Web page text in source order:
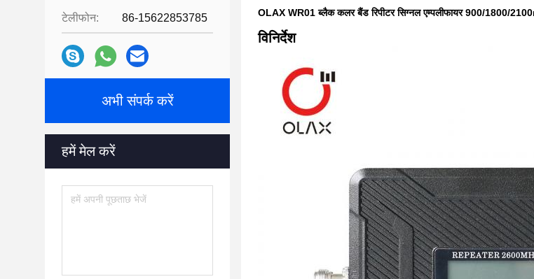
टेलीफोन: 86-15622853785
अभी संपर्क करें
हमें मेल करें
OLAX WR01 ब्लैक कलर बैंड रिपीटर सिग्नल एम्पलीफायर 900/1800/
विनिर्देश